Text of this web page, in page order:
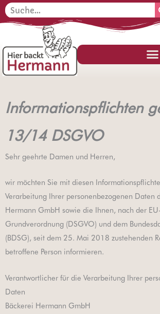
Zum
Inhalt
Suche
Informationspflichten
13/14 DSGVO
Sehr geehrte Damen und Herren,
wir möchten Sie mit diesen
Verarbeitung Ihrer personenbezogenen Daten
Hermann GmbH sowie die Ihnen, nach der
Grundverordnung (DSGVO) und dem
(BDSG), seit dem 25. Mai 2018 zustehenden
betroffene Person informieren.
Verantwortlicher für die Verarbeitung Ihrer
Daten
Bäckerei Hermann GmbH